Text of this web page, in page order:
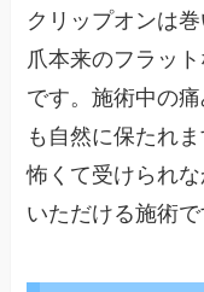
クリップオンは
爪本来のフラッ
です。施術中の
も自然に保たれ
怖くて受けられ
いただける施術で